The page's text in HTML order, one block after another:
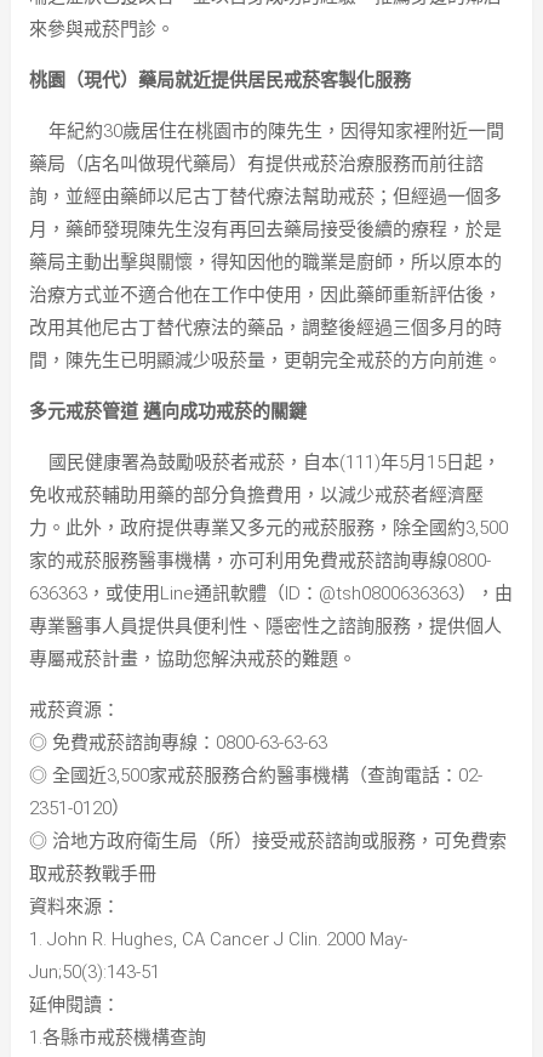
來參與戒菸門診。
桃園（現代）藥局就近提供居民戒菸客製化服務
年紀約30歲居住在桃園市的陳先生，因得知家裡附近一間
藥局（店名叫做現代藥局）有提供戒菸治療服務而前往諮
詢，並經由藥師以尼古丁替代療法幫助戒菸；但經過一個多
月，藥師發現陳先生沒有再回去藥局接受後續的療程，於是
藥局主動出擊與關懷，得知因他的職業是廚師，所以原本的
治療方式並不適合他在工作中使用，因此藥師重新評估後，
改用其他尼古丁替代療法的藥品，調整後經過三個多月的時
間，陳先生已明顯減少吸菸量，更朝完全戒菸的方向前進。
多元戒菸管道 邁向成功戒菸的關鍵
國民健康署為鼓勵吸菸者戒菸，自本(111)年5月15日起，
免收戒菸輔助用藥的部分負擔費用，以減少戒菸者經濟壓
力。此外，政府提供專業又多元的戒菸服務，除全國約3,500
家的戒菸服務醫事機構，亦可利用免費戒菸諮詢專線0800-
636363，或使用Line通訊軟體（ID：@tsh0800636363），由
專業醫事人員提供具便利性、隱密性之諮詢服務，提供個人
專屬戒菸計畫，協助您解決戒菸的難題。
戒菸資源：
◎ 免費戒菸諮詢專線：0800-63-63-63
◎ 全國近3,500家戒菸服務合約醫事機構（查詢電話：02-
2351-0120）
◎ 洽地方政府衛生局（所）接受戒菸諮詢或服務，可免費索
取戒菸教戰手冊
資料來源：
1. John R. Hughes, CA Cancer J Clin. 2000 May-
Jun;50(3):143-51
延伸閱讀：
1.各縣市戒菸機構查詢